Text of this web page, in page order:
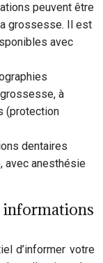
peuvent être
grossesse. Il est
avec
à
(protection
dentaires
avec anesthésie
informations
d’informer votre